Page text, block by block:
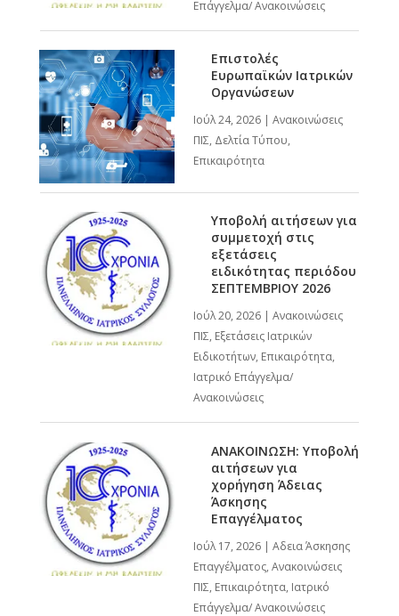
Επάγγελμα/ Ανακοινώσεις
Επιστολές
Ευρωπαϊκών Ιατρικών
Οργανώσεων
Ιούλ 24, 2026| Ανακοινώσεις
ΠΙΣ, Δελτία Τύπου,
Επικαιρότητα
Υποβολή αιτήσεων για
συμμετοχή στις
εξετάσεις
ειδικότητας περιόδου
ΣΕΠΤΕΜΒΡΙΟΥ 2026
Ιούλ 20, 2026| Ανακοινώσεις
ΠΙΣ, Εξετάσεις Ιατρικών
Ειδικοτήτων, Επικαιρότητα,
Ιατρικό Επάγγελμα/
Ανακοινώσεις
ΑΝΑΚΟΙΝΩΣΗ: Υποβολή
αιτήσεων για
χορήγηση Άδειας
Άσκησης
Επαγγέλματος
Ιούλ 17, 2026| Αδεια Άσκησης
Επαγγέλματος, Ανακοινώσεις
ΠΙΣ, Επικαιρότητα, Ιατρικό
Επάγγελμα/ Ανακοινώσεις